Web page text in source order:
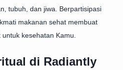
tubuh, dan jiwa. Berpartisipasi
makanan sehat membuat
kesehatan Kamu.
di Radiantly